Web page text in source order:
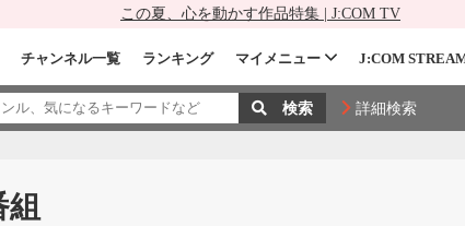
この夏、心を動かす作品特集 | J:COM TV
チャンネル一覧 ランキング マイメニュー J:COM
詳細検索